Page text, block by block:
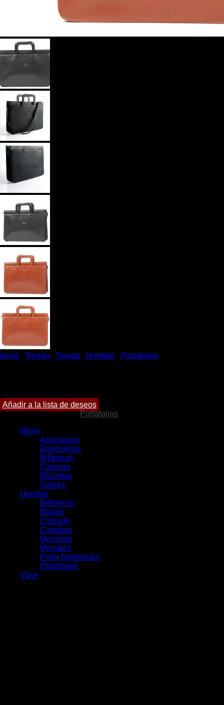
Inicio Tienda Tienda Hombre Portafolios
Añadir a la lista de deseos
SKU:2602 Categoría:Portafolios
Mujer
Accesorios
Bandoleras
Billeteras
Carteras
Mochilas
Sobres
Hombre
Billeteras
Bolsos
Calzado
Carpetas
Mochilas
Morrales
Porta Notebooks
Portafolios
Viaje